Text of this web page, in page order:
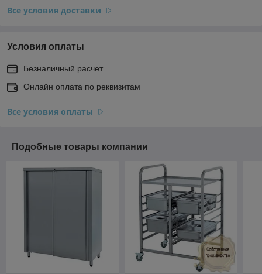
Все условия доставки
Условия оплаты
Безналичный расчет
Онлайн оплата по реквизитам
Все условия оплаты
Подобные товары компании